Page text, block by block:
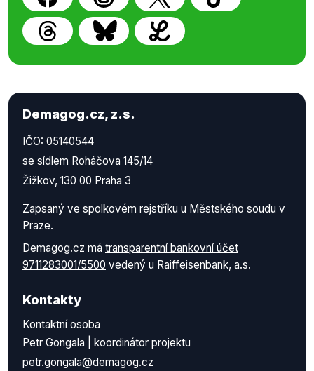
Demagog.cz, z.s.
IČO: 05140544
se sídlem Roháčova 145/14
Žižkov, 130 00 Praha 3
Zapsaný ve spolkovém rejstříku u Městského soudu v
Praze.
Demagog.cz má transparentní bankovní účet
9711283001/5500 vedený u Raiffeisenbank, a.s.
Kontakty
Kontaktní osoba
Petr Gongala | koordinátor projektu
petr.gongala@demagog.cz